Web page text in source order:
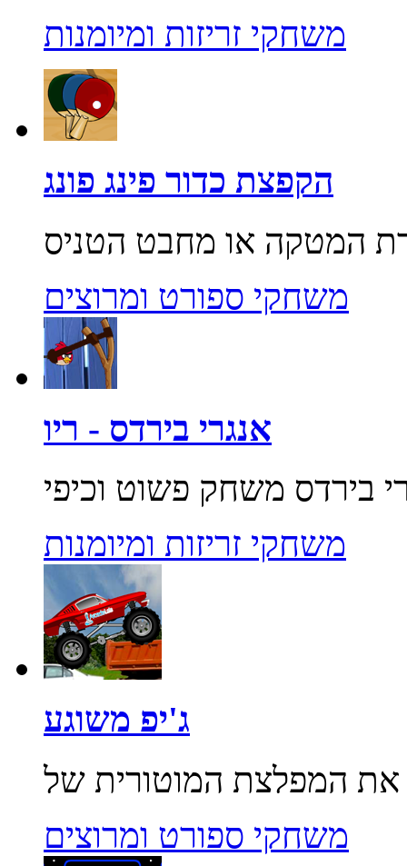
משחקי זריזות ומיומנות
הקפצת כדור פינג פונג
משחקי ספורט ומרוצים
אנגרי בירדס - ריו
משחקי זריזות ומיומנות
ג'יפ משוגע
משחקי ספורט ומרוצים